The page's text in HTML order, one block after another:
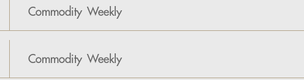
Commodity Weekly
Commodity Weekly